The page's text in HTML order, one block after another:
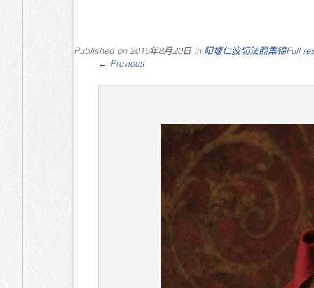
Published on 2015年8月20日in 阳塘仁波切法照集锦Full
← Previous